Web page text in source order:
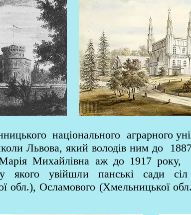
національного аграрного
Львова, який володів ним до 1887
Михайлівна аж до 1917 року,
якого увійшли панські сади
обл.), Осламового (Хмельницької